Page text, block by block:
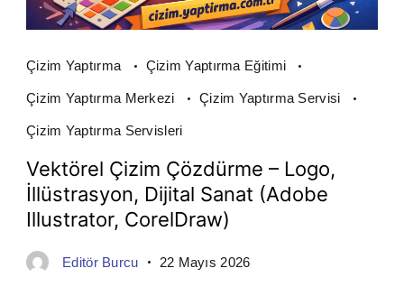
Çizim Yaptırma Çizim Yaptırma Eğitimi
Çizim Yaptırma Merkezi Çizim Yaptırma Servisi
Çizim Yaptırma Servisleri
Vektörel Çizim Çözdürme – Logo,
İllüstrasyon, Dijital Sanat (Adobe
Illustrator, CorelDraw)
Editör Burcu 22 Mayıs 2026